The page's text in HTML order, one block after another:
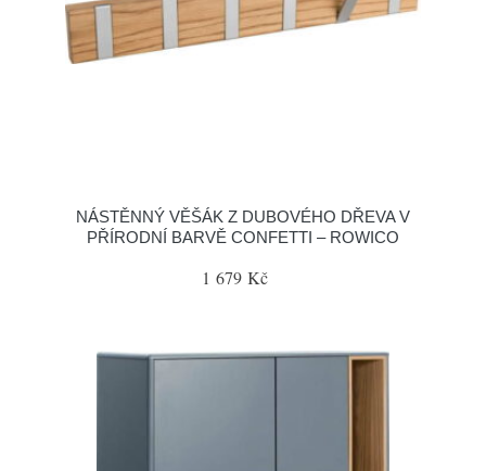
NÁSTĚNNÝ VĚŠÁK Z DUBOVÉHO DŘEVA V
PŘÍRODNÍ BARVĚ CONFETTI – ROWICO
1 679 Kč